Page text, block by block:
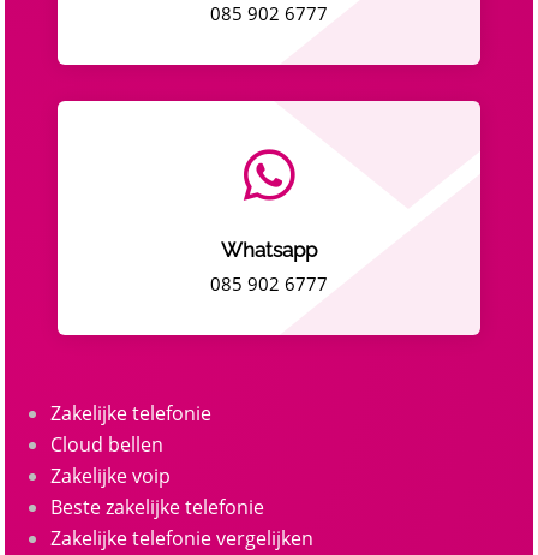
085 902 6777

Whatsapp
085 902 6777
Zakelijke telefonie
Cloud bellen
Zakelijke voip
Beste zakelijke telefonie
Zakelijke telefonie vergelijken